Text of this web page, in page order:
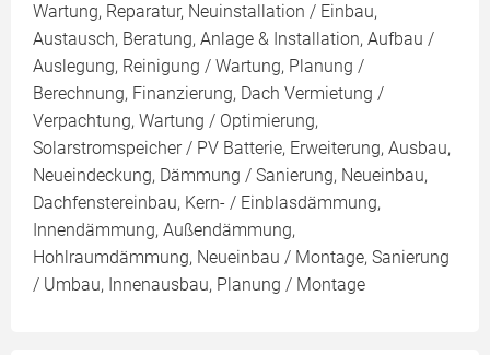
Wartung, Reparatur, Neuinstallation / Einbau,
Austausch, Beratung, Anlage & Installation, Aufbau /
Auslegung, Reinigung / Wartung, Planung /
Berechnung, Finanzierung, Dach Vermietung /
Verpachtung, Wartung / Optimierung,
Solarstromspeicher / PV Batterie, Erweiterung, Ausbau,
Neueindeckung, Dämmung / Sanierung, Neueinbau,
Dachfenstereinbau, Kern- / Einblasdämmung,
Innendämmung, Außendämmung,
Hohlraumdämmung, Neueinbau / Montage, Sanierung
/ Umbau, Innenausbau, Planung / Montage